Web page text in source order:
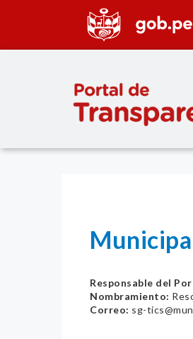
Responsable del
Nombramiento:
Correo: sg-